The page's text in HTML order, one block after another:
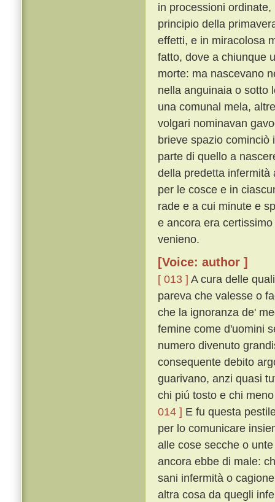
in processioni
principio della
effetti, e in miracolosa
fatto, dove a chiunque
morte: ma nascevano
nella anguinaia o sotto
una comunal mela,
volgari nominavan
brieve spazio cominciò
parte di quello a
della predetta infermità
per le cosce e in
rade e a cui minute e
e ancora era
venieno.
[Voice: author ]
[ 013 ] A cura delle
pareva che valesse o
che la ignoranza de'
femine come d'uomini
numero divenuto
consequente debito
guarivano, anzi quasi
chi piú tosto e chi
014 ] E fu questa
per lo comunicare
alle cose secche o
ancora ebbe di male:
sani infermità o
altra cosa da quegli